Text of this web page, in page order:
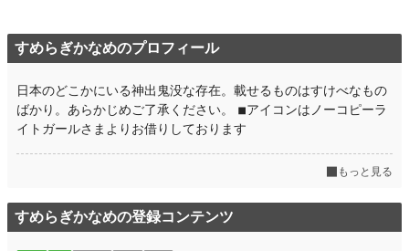
文字数 15,946
初回公開日時 2026.03.22 18:00
初回完結日時 2026.03.22 19:41
月間ポイント 2,875 pt (12,562 位)
年間ポイント 46,638 pt (10,977 位)
すめらぎかなめのプロフィール
日本のどこかにいる神出鬼没な存在。載せるものはすけべなもの
ばかり。あらかじめご了承ください。 ◾︎アイコンはノーコピーラ
イトガールさまよりお借りしております
もっと見る
すめらぎかなめの登録コンテンツ